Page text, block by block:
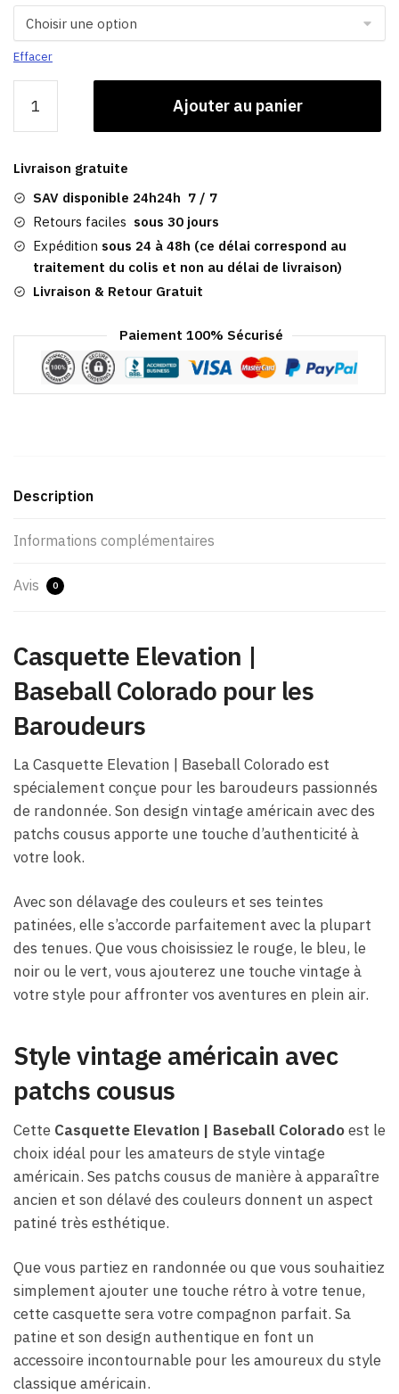
Effacer
Casquette
|
Baseball Colorado
Ajouter au panier
Livraison gratuite
SAV disponible 24h24h 7 / 7
Retours faciles sous 30 jours
Expédition sous 24 à 48h (ce délai correspond au
traitement du colis et non au délai de livraison)
Livraison & Retour Gratuit
Paiement 100% Sécurisé
Description
Informations complémentaires
Avis 0
Casquette Elevation​ |
Baseball Colorado pour les
Baroudeurs
La Casquette Elevation​ | Baseball Colorado est
spécialement conçue pour les baroudeurs passionnés
de randonnée. Son design vintage américain avec des
patchs cousus apporte une touche d’authenticité à
votre look.
Avec son délavage des couleurs et ses teintes
patinées, elle s’accorde parfaitement avec la plupart
des tenues. Que vous choisissiez le rouge, le bleu, le
noir ou le vert, vous ajouterez une touche vintage à
votre style pour affronter vos aventures en plein air.
Style vintage américain avec
patchs cousus
Cette Casquette Elevation​ | Baseball Coloradoest le
choix idéal pour les amateurs de style vintage
américain. Ses patchs cousus de manière à apparaître
ancien et son délavé des couleurs donnent un aspect
patiné très esthétique.
Que vous partiez en randonnée ou que vous souhaitiez
simplement ajouter une touche rétro à votre tenue,
cette casquette sera votre compagnon parfait. Sa
patine et son design authentique en font un
accessoire incontournable pour les amoureux du style
classique américain.